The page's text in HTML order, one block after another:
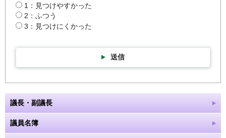
1：見つけやすかった
2：ふつう
3：見つけにくかった
送信
議長・副議長
議員名簿